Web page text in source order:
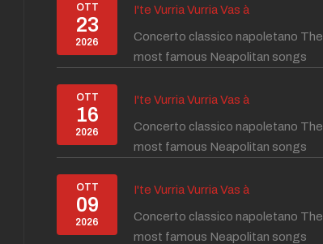
OTT
23
2026
I'te Vurria Vurria Vas à
Concerto classico napoletano The
most famous Neapolitan songs
OTT
16
2026
I'te Vurria Vurria Vas à
Concerto classico napoletano The
most famous Neapolitan songs
OTT
09
2026
I'te Vurria Vurria Vas à
Concerto classico napoletano The
most famous Neapolitan songs